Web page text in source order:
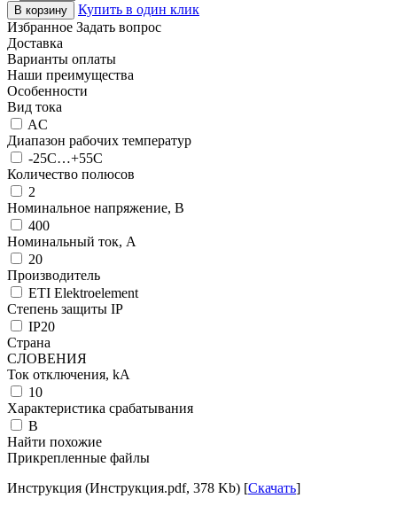
В корзину
Купить в один клик
Избранное Задать вопрос
Доставка
Варианты оплаты
Наши преимущества
Особенности
Вид тока
AC
Диапазон рабочих температур
-25C…+55C
Количество полюсов
2
Номинальное напряжение, В
400
Номинальный ток, А
20
Производитель
ETI Elektroelement
Степень защиты IP
IP20
Страна
СЛОВЕНИЯ
Ток отключения, kА
10
Характеристика срабатывания
B
Найти похожие
Прикрепленные файлы
Инструкция (Инструкция.pdf, 378 Kb) [Скачать]